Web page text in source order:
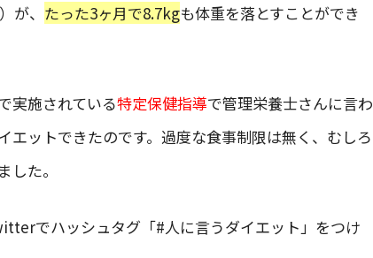
が、 たった3ヶ月で8.7kgも体重を落とすことができ
実施されている特定保健指導で管理栄養士さんに言わ
エットできたのです。過度な食事制限は無く、むしろ
た。
でハッシュタグ「#人に言うダイエット」をつけ